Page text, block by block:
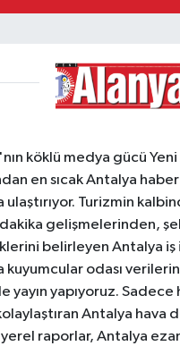
köklü medya gücü
en sıcak Antalya haber
ulaştırıyor. Turizmin
gelişmelerinden,
belirleyen Antalya iş
kuyumcular odası
yayın yapıyoruz.
Antalya hava
raporlar, Antalya